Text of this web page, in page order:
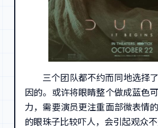
三个团队都不约而同地选择
因的。或许将眼睛整个做成蓝色
力，需要演员更注重面部微表情
的眼珠子比较吓人，会引起观众不